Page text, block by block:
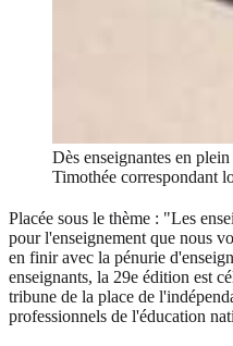
Dès enseignantes en
Timothée correspondant
Placée sous le thème : "Les
pour l'enseignement que nous
en finir avec la pénurie
enseignants, la 29e édition est
tribune de la place de
professionnels de l'éducation